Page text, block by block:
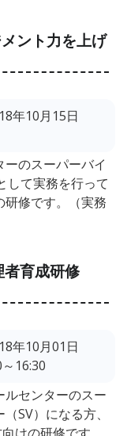
ント力を上げ
年10月15日
ーのスーパーバイ
して実務を行って
研修です。（実務
者育成研修
年10月01日
～16:30
ルセンターのスー
SV）になる方、